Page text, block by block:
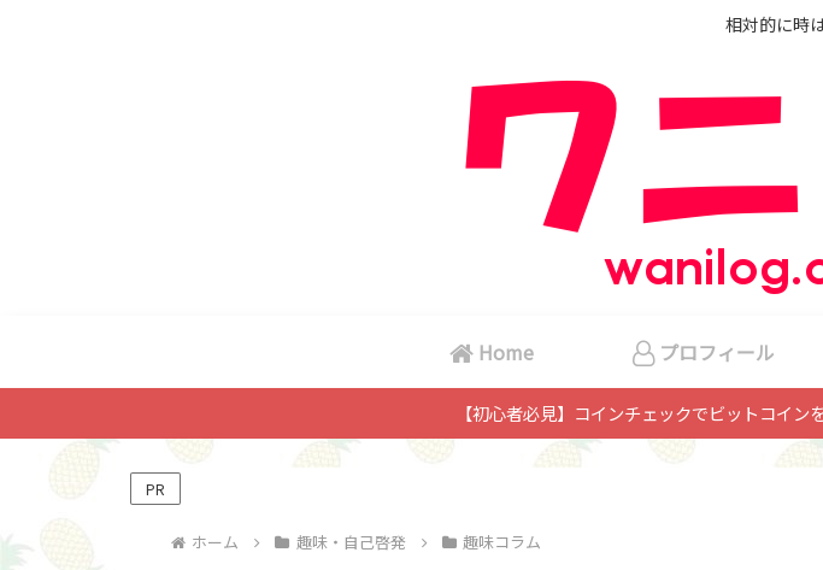
相対的に時
Home プロフィール
【初心者必見】コインチェックでビットコイ
PR
ホーム 趣味・自己啓発 趣味コラム